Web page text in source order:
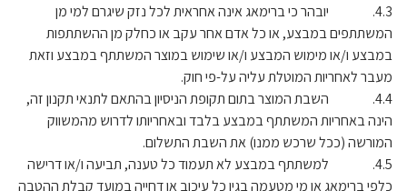
4.3. יובהר כי ברימאג אינה אחראית לכל נזק שיגרם למי מן
המשתתפים במבצע, או כל אדם אחר עקב או כחלק מן ההשתתפות
במבצע ו/או מימוש המבצע ו/או שימוש במוצר המשתתף במבצע וזאת
מעבר לאחריות המוטלת עליה על-פי חוק.
4.4. השבת המוצר בתום תקופת הניסיון בהתאם לתנאי תקנון זה,
הינה באחריות המשתתף במבצע בלבד ובאחריותו לדרוש מהמשווק
המורשה (ככל שרכש ממנו) את השבת התשלום.
4.5. למשתתף במבצע לא תעמוד כל טענה, תביעה ו/או דרישה
כלפי ברימאג או מי מטעמה בגין כל עיכוב או דחייה במועד קבלת ההטבה